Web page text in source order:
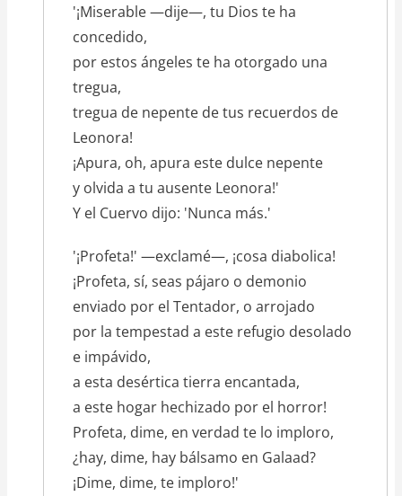
'¡Miserable —dije—, tu Dios te ha
concedido,
por estos ángeles te ha otorgado una
tregua,
tregua de nepente de tus recuerdos de
Leonora!
¡Apura, oh, apura este dulce nepente
y olvida a tu ausente Leonora!'
Y el Cuervo dijo: 'Nunca más.'
'¡Profeta!' —exclamé—, ¡cosa diabolica!
¡Profeta, sí, seas pájaro o demonio
enviado por el Tentador, o arrojado
por la tempestad a este refugio desolado
e impávido,
a esta desértica tierra encantada,
a este hogar hechizado por el horror!
Profeta, dime, en verdad te lo imploro,
¿hay, dime, hay bálsamo en Galaad?
¡Dime, dime, te imploro!'